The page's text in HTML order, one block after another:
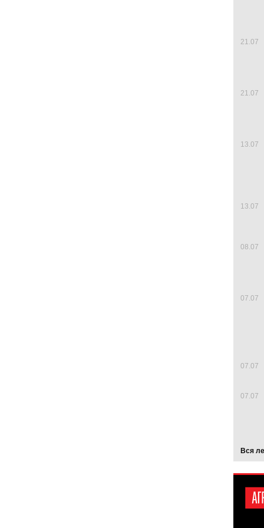
21.07
21.07
13.07
13.07
08.07
07.07
07.07
07.07
Вся